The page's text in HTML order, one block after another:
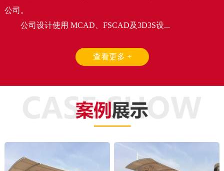
公司。
公司设计使用 MCAD、FSCAD及3D3S设...
查看更多 +